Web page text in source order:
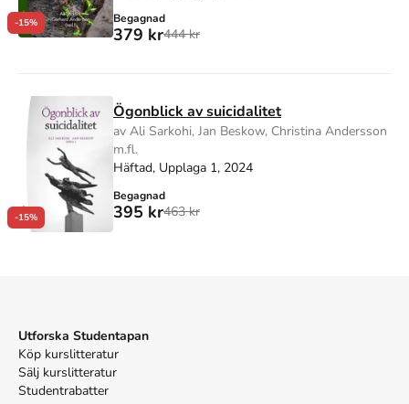
-15% Begagnad
379 kr444 kr
-15%
Ögonblick av suicidalitet
av Ali Sarkohi, Jan Beskow, Christina Andersson
m.fl.
Häftad, Upplaga 1, 2024
Begagnad
395 kr463 kr
Utforska Studentapan
Köp kurslitteratur
Sälj kurslitteratur
Studentrabatter